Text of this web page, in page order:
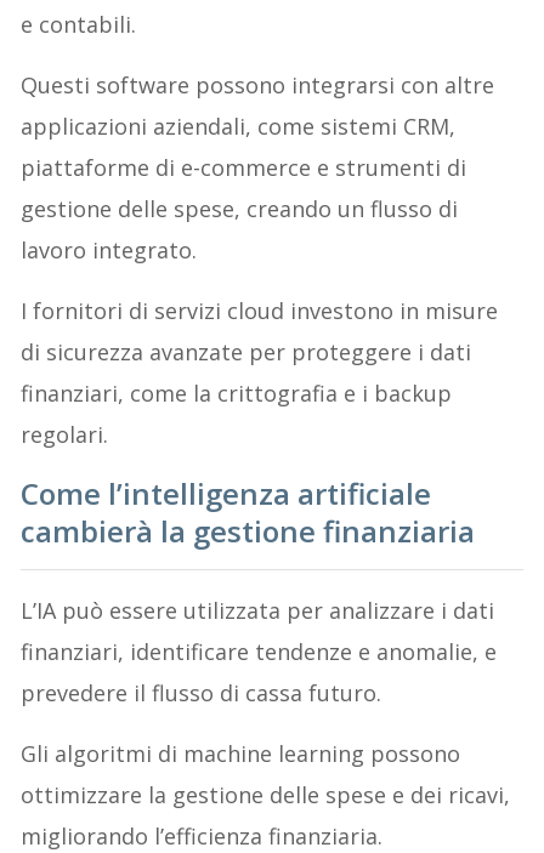
e contabili.
Questi software possono integrarsi con altre
applicazioni aziendali, come sistemi CRM,
piattaforme di e-commerce e strumenti di
gestione delle spese, creando un flusso di
lavoro integrato.
I fornitori di servizi cloud investono in misure
di sicurezza avanzate per proteggere i dati
finanziari, come la crittografia e i backup
regolari.
Come l’intelligenza artificiale
cambierà la gestione finanziaria
L’IA può essere utilizzata per analizzare i dati
finanziari, identificare tendenze e anomalie, e
prevedere il flusso di cassa futuro.
Gli algoritmi di machine learning possono
ottimizzare la gestione delle spese e dei ricavi,
migliorando l’efficienza finanziaria.